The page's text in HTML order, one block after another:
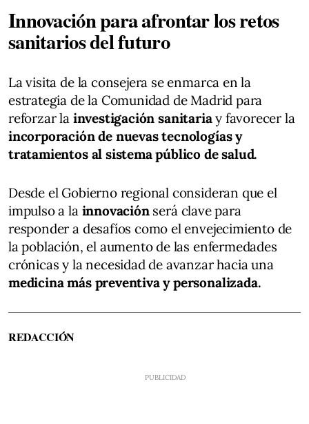
Innovación para afrontar los retos
sanitarios del futuro
La visita de la consejera se enmarca en la
estrategia de la Comunidad de Madrid para
reforzar la investigación sanitariay favorecer la
incorporación de nuevas tecnologías y
tratamientos al sistema público de salud.
Desde el Gobierno regional consideran que el
impulso a lainnovaciónserá clave para
responder a desafíos como el envejecimiento de
la población, el aumento de las enfermedades
crónicas y la necesidad de avanzar hacia una
medicina más preventiva y personalizada.
REDACCIÓN